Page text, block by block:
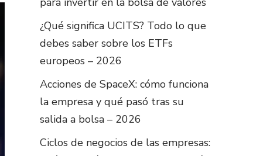
¿Qué significa UCITS? Todo lo que
debes saber sobre los ETFs
europeos – 2026
Acciones de SpaceX: cómo funciona
la empresa y qué pasó tras su
salida a bolsa – 2026
Ciclos de negocios de las empresas: